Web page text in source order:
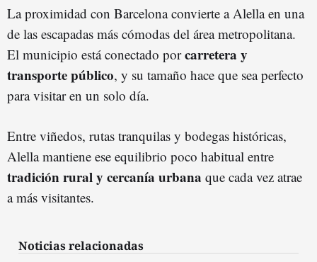
La proximidad con Barcelona convierte a Alella en una
de las escapadas más cómodas del área metropolitana.
El municipio está conectado porcarretera y
transporte público, y su tamaño hace que sea perfecto
para visitar en un solo día.
Entre viñedos, rutas tranquilas y bodegas históricas,
Alella mantiene ese equilibrio poco habitual entre
tradiciónrural y cercanía urbana que cada vez atrae
a más visitantes.
Noticias relacionadas